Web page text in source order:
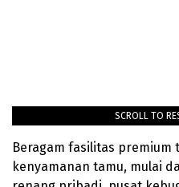
SCROLL TO
Beragam fasilitas
kenyamanan tamu, mulai